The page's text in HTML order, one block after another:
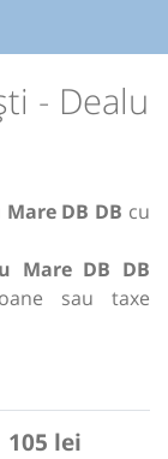
- Dealu
DB DB cu
Mare DB DB
sau taxe
105 lei